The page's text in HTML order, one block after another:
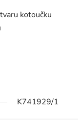
kotoučku
K741929/1